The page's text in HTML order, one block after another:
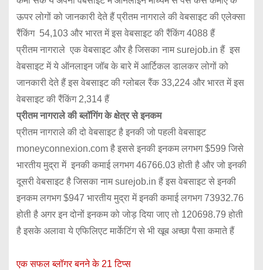
ऊपर लोगों को जानकारी देते हैं प्रीतम नागराले की वेबसाइट की एलेक्सा
रैंकिंग 54,103 और भारत में इस वेबसाइट की रैंकिंग 4088 हैं
प्रीतम नागराले एक वेबसाइट और है जिसका नाम surejob.in हैं इस
वेबसाइट में ये ऑनलाइन जॉब के बारे में आर्टिकल डालकर लोगों को
जानकारी देते हैं इस वेबसाइट की ग्लोबल रैंक 33,224 और भारत में इस
वेबसाइट की रैंकिंग 2,314 हैं
प्रीतम नागराले की ब्लॉगिंग के क्षेत्र से इनकम
प्रीतम नागराले की दो वेबसाइट है इनकी जो पहली वेबसाइट
moneyconnexion.com है इससे इनकी इनकम लगभग $599 जिसे
भारतीय मुद्रा में इनकी कमाई लगभग 46766.03 होती है और जो इनकी
दूसरी वेबसाइट है जिसका नाम surejob.in हैं इस वेबसाइट से इनकी
इनकम लगभग $947 भारतीय मुद्रा में इनकी कमाई लगभग 73932.76
होती है अगर इन दोनों इनकम को जोड़ दिया जाए तो 120698.79 होती
है इसके अलावा ये एफिलिएट मार्केटिंग से भी खूब अच्छा पैसा कमाते हैं
एक सफल ब्लॉगर बनने के 21 टिप्स